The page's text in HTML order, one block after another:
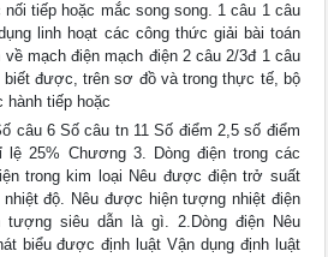
tiếp hoặc mắc song song. 1 câu 1 câu
linh hoạt các công thức giải bài toán
mạch điện mạch điện 2 câu 2/3đ 1 câu
biết được, trên sơ đồ và trong thực tế, bộ
hành tiếp hoặc
câu 6 Số câu tn 11 Số điểm 2,5 số điểm
lệ 25% Chương 3. Dòng điện trong các
trong kim loại Nêu được điện trở suất
độ. Nêu được hiện tượng nhiệt điện
siêu dẫn là gì. 2.Dòng điện Nêu
biểu được định luật Vận dụng định luật